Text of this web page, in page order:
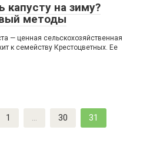
капусту на зиму?
методы
— ценная сельскохозяйственная
к семейству Крестоцветных. Ее
1 … 30 31